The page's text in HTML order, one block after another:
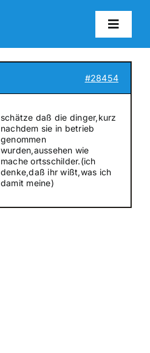
#28454
schätze daß die dinger,kurz
nachdem sie in betrieb
genommen
wurden,aussehen wie
mache ortsschilder.(ich
denke,daß ihr wißt,was ich
damit meine)